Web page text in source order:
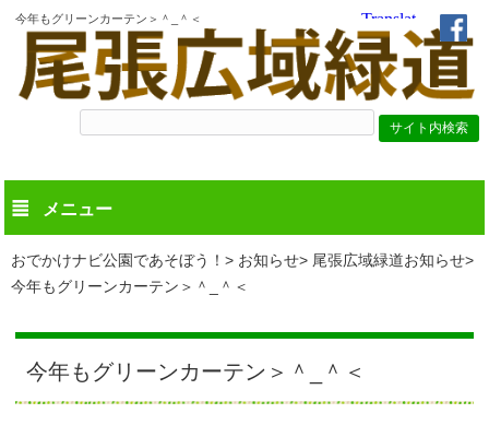
今年もグリーンカーテン＞＾_＾＜
メニュー
おでかけナビ公園であそぼう！ お知らせ
尾張広域緑道お知らせ
今年もグリーンカーテン＞＾_＾＜
今年もグリーンカーテン＞＾_＾＜